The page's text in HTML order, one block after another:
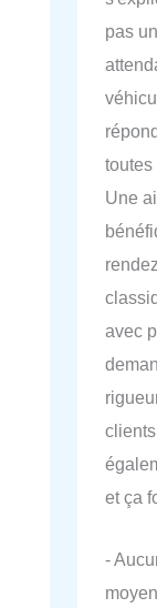
pas
toutes
Une
avec
et ça
-